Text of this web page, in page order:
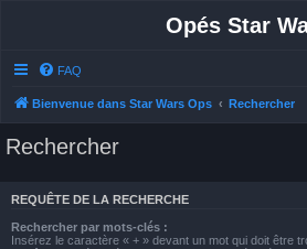
Opés Star
FAQ
Bienvenue dans Star Wars Ops Rechercher
Rechercher
REQUÊTE DE LA RECHERCHE
Rechercher par mots-clés :
Insérez le caractère « + » devant un mot qui doit être